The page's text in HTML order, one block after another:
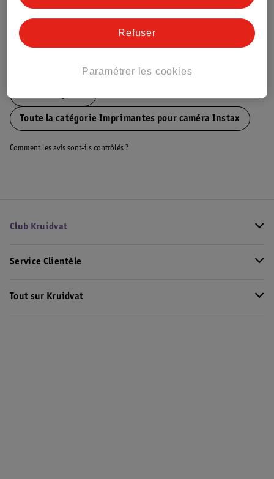
Informations sur la commande et la livraison
Toute la catégorie Imprimantes pour caméra Instax
Comment les avis sont-ils contrôlés ?
Club Kruidvat
Service Clientèle
Tout sur Kruidvat
Paramétrer les cookies
Refuser